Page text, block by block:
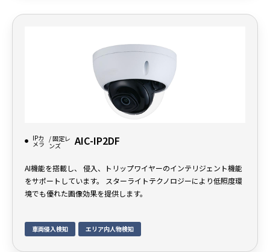
IPカ
メラ
/ 固定レ
ンズ
AIC-IP2DF
AI機能を搭載し、 侵入、トリップワイヤーのインテリジェント機能
をサポートしています。 スターライトテクノロジーにより低照度環
境でも優れた画像効果を提供します。
車両侵入検知 エリア内人物検知